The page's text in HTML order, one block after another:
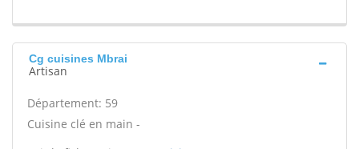
Cg cuisines Mbrai
Artisan
Département: 59
Cuisine clé en main -